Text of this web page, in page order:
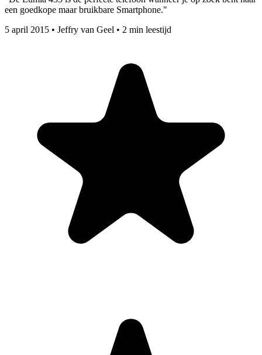
een goedkope maar bruikbare Smartphone."
5 april 2015 • Jeffry van Geel • 2 min leestijd